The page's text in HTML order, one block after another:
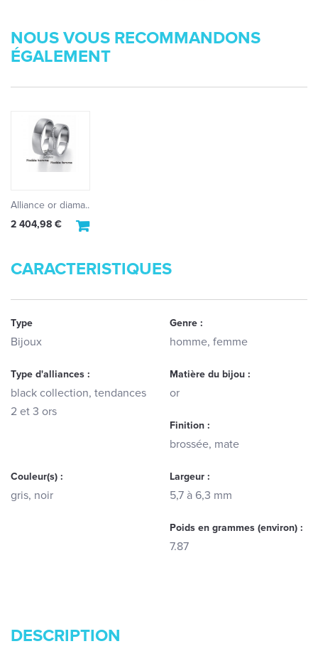
NOUS VOUS RECOMMANDONS
ÉGALEMENT
Alliance or diama...
2 404,98 €
CARACTERISTIQUES
Type
Bijoux
Genre :
homme, femme
Type d'alliances :
black collection, tendances
2 et 3 ors
Matière du bijou :
or
Finition :
brossée, mate
Couleur(s) :
gris, noir
Largeur :
5,7 à 6,3 mm
Poids en grammes (environ) :
7.87
DESCRIPTION